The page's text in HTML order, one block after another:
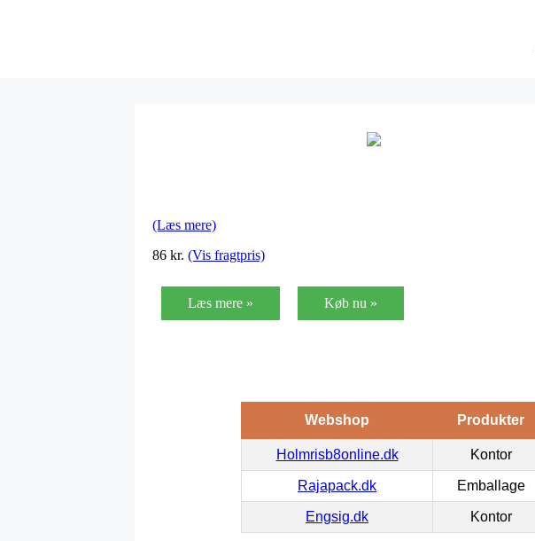
(Læs mere)
86 kr. (Vis fragtpris)
Læs mere » Køb nu »
Webshop Produkter
Holmrisb8online.dk Kontor
Rajapack.dk Emballage
Engsig.dk Kontor